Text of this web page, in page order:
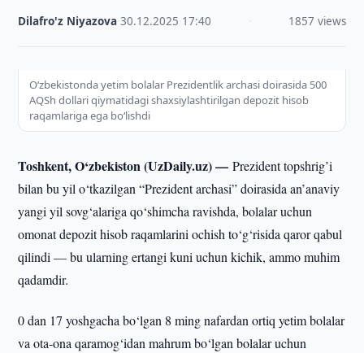
Dilafro'z Niyazova ·30.12.2025 17:40 1857 views
Oʻzbekistonda yetim bolalar Prezidentlik archasi doirasida 500
AQSh dollari qiymatidagi shaxsiylashtirilgan depozit hisob
raqamlariga ega boʻlishdi
Toshkent, O‘zbekiston (UzDaily.uz) —Prezident topshrig’i
bilan bu yil o‘tkazilgan “Prezident archasi” doirasida an’anaviy
yangi yil sovg‘alariga qo‘shimcha ravishda, bolalar uchun
omonat depozit hisob raqamlarini ochish to‘g‘risida qaror qabul
qilindi — bu ularning ertangi kuni uchun kichik, ammo muhim
qadamdir.
0 dan 17 yoshgacha bo‘lgan 8 ming nafardan ortiq yetim bolalar
va ota-ona qaramog‘idan mahrum bo‘lgan bolalar uchun